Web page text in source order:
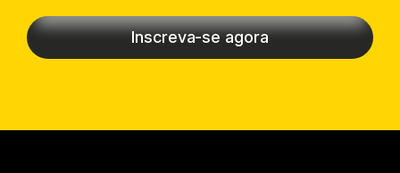
Inscreva-se agora